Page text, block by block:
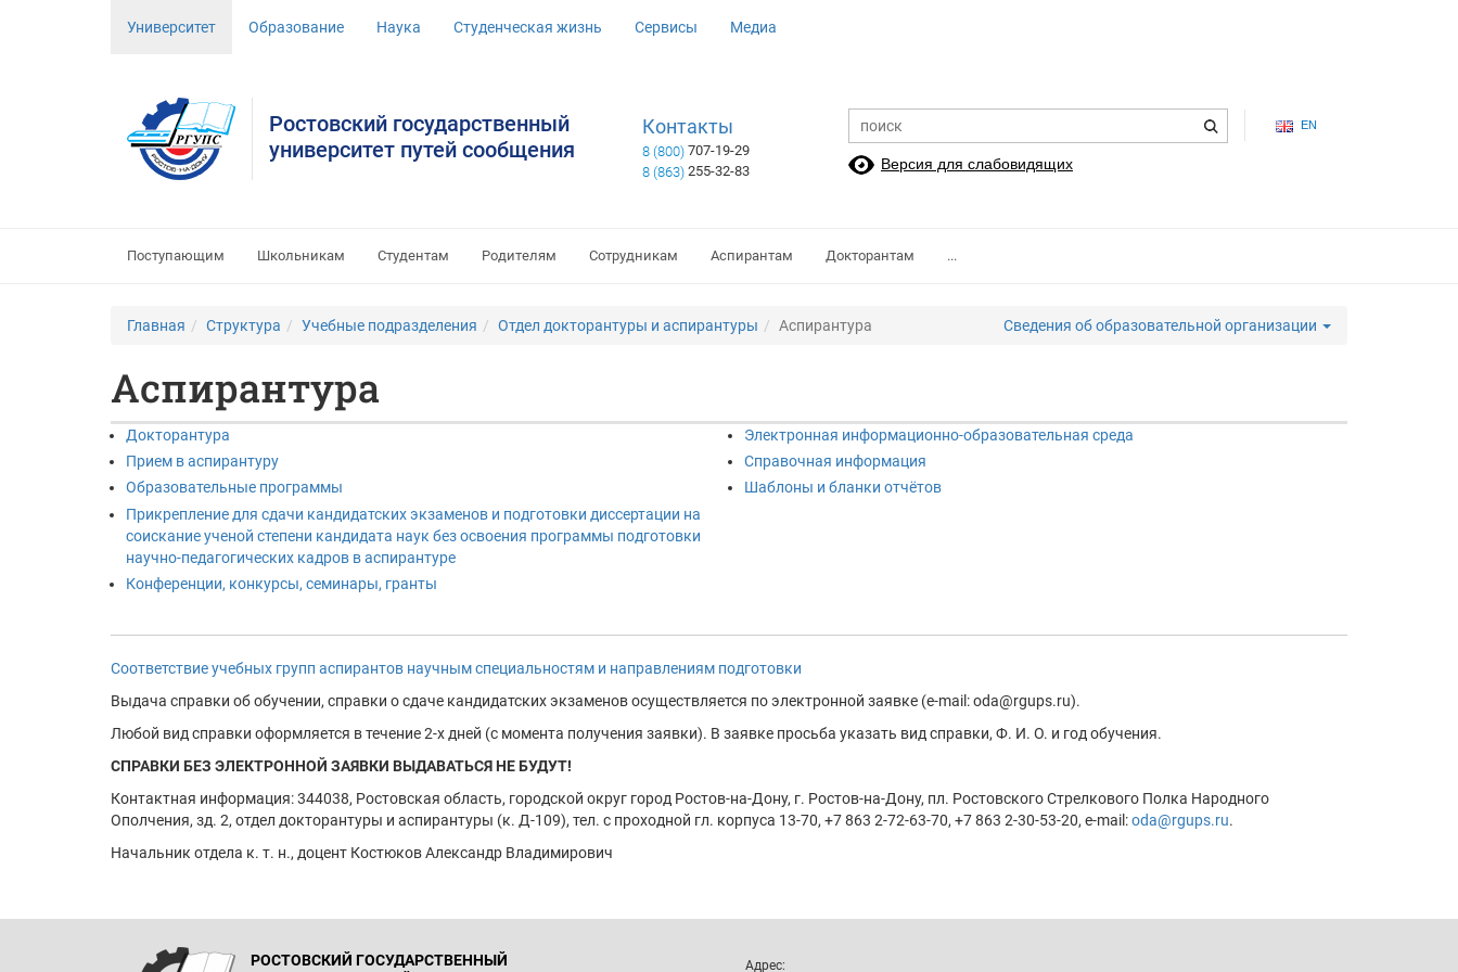
Университет Образование Наука Студенческая жизнь Сервисы Медиа
EN
Ростовский государственный
университет путей сообщения
Контакты
8 (800) 707-19-29
8 (863) 255-32-83 Версия для слабовидящих
Поступающим Школьникам Студентам Родителям Сотрудникам Аспирантам Докторантам ...
Главная Структура Учебные подразделения Отдел докторантуры и аспирантуры Аспирантура Сведения об образовательной организации
Аспирантура
Докторантура
Прием в аспирантуру
Образовательные программы
Прикрепление для сдачи кандидатских экзаменов и подготовки диссертации на
соискание ученой степени кандидата наук без освоения программы подготовки
научно-педагогических кадров в аспирантуре
Конференции, конкурсы, семинары, гранты
Электронная информационно-образовательная среда
Справочная информация
Шаблоны и бланки отчётов
Соответствие учебных групп аспирантов научным специальностям и направлениям подготовки
Выдача справки об обучении, справки о сдаче кандидатских экзаменов осуществляется по электронной заявке (e-mail: oda@rgups.ru).
Любой вид справки оформляется в течение 2-х дней (с момента получения заявки). В заявке просьба указать вид справки, Ф. И. О. и год обучения.
СПРАВКИ БЕЗ ЭЛЕКТРОННОЙ ЗАЯВКИ ВЫДАВАТЬСЯ НЕ БУДУТ!
Контактная информация: 344038, Ростовская область, городской округ город Ростов-на-Дону, г. Ростов-на-Дону, пл. Ростовского Стрелкового Полка Народного
Ополчения, зд. 2, отдел докторантуры и аспирантуры (к. Д-109), тел. с проходной гл. корпуса 13-70, +7 863 2-72-63-70, +7 863 2-30-53-20, e-mail:oda@rgups.ru.
Начальник отдела к. т. н., доцент Костюков Александр Владимирович
РОСТОВСКИЙ ГОСУДАРСТВЕННЫЙ
Адрес: